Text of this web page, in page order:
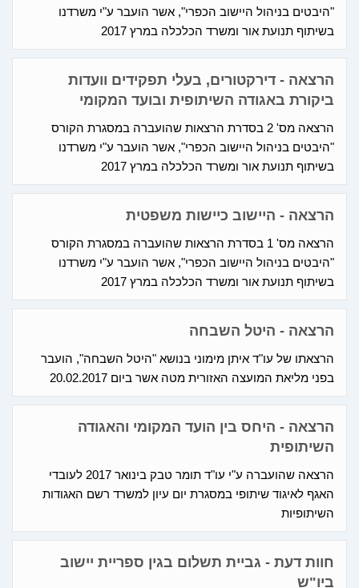
"היבטים בניהול היישוב הכפרי", אשר הועבר ע"י משרדנו
בשיתוף תנועת אור ומשרד הכלכלה במרץ 2017
הרצאה - דירקטורים, בעלי תפקידים וועדות
ביקורת באגודה השיתופית ובועד המקומי
הרצאה מס' 2 בסדרת הרצאות שהועברה במסגרת הקורס
"היבטים בניהול היישוב הכפרי", אשר הועבר ע"י משרדנו
בשיתוף תנועת אור ומשרד הכלכלה במרץ 2017
הרצאה - היישוב כיישות משפטית
הרצאה מס' 1 בסדרת הרצאות שהועברה במסגרת הקורס
"היבטים בניהול היישוב הכפרי", אשר הועבר ע"י משרדנו
בשיתוף תנועת אור ומשרד הכלכלה במרץ 2017
הרצאה - היטל השבחה
הרצאתו של עו"ד איתן מימוני בנושא "היטל השבחה", הועבר
בפני מליאת המועצה האזורית מטה אשר ביום 20.02.2017
הרצאה - היחס בין הועד המקומי והאגודה
השיתופית
הרצאה שהועברה ע"י עו"ד תומר טבק בינואר 2017 לעובדי
האגף לאיגוד שיתופי במסגרת יום עיון למשרד רשם האגודות
השיתופיות
חוות דעת - גביית תשלום בגין ספריית יישוב
ביו"ש